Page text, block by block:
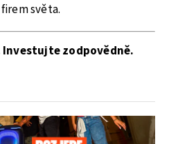
světa.
zodpovědně.